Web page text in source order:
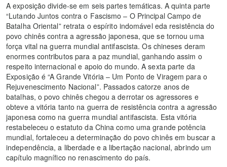
A exposição divide-se em seis partes temáticas. A quinta parte
“Lutando Juntos contra o Fascismo – O Principal Campo de
Batalha Oriental” retrata o espírito indomável eda resistência do
povo chinês contra a agressão japonesa, que se tornou uma
força vital na guerra mundial antifascista. Os chineses deram
enormes contributos para a paz mundial, ganhando assim o
respeito internacional e apoio do mundo. A sexta parte da
Exposição é “A Grande Vitória – Um Ponto de Viragem para o
Rejuvenescimento Nacional”. Passados catorze anos de
batalhas, o povo chinês chegou a derrotar os agressores e
obteve a vitória tanto na guerra de resistência contra a agressão
japonesa como na guerra mundial antifascista. Esta vitória
restabeleceu o estatuto da China como uma grande potência
mundial, fortaleceu a determinação do povo chinês em buscar a
independência, a liberdade e a libertação nacional, abrindo um
capítulo magnífico no renascimento do país.